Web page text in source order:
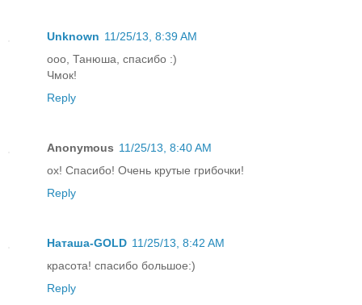
Unknown 11/25/13, 8:39 AM
ооо, Танюша, спасибо :)
Чмок!
Reply
Anonymous 11/25/13, 8:40 AM
ох! Спасибо! Очень крутые грибочки!
Reply
Наташа-GOLD 11/25/13, 8:42 AM
красота! спасибо большое:)
Reply